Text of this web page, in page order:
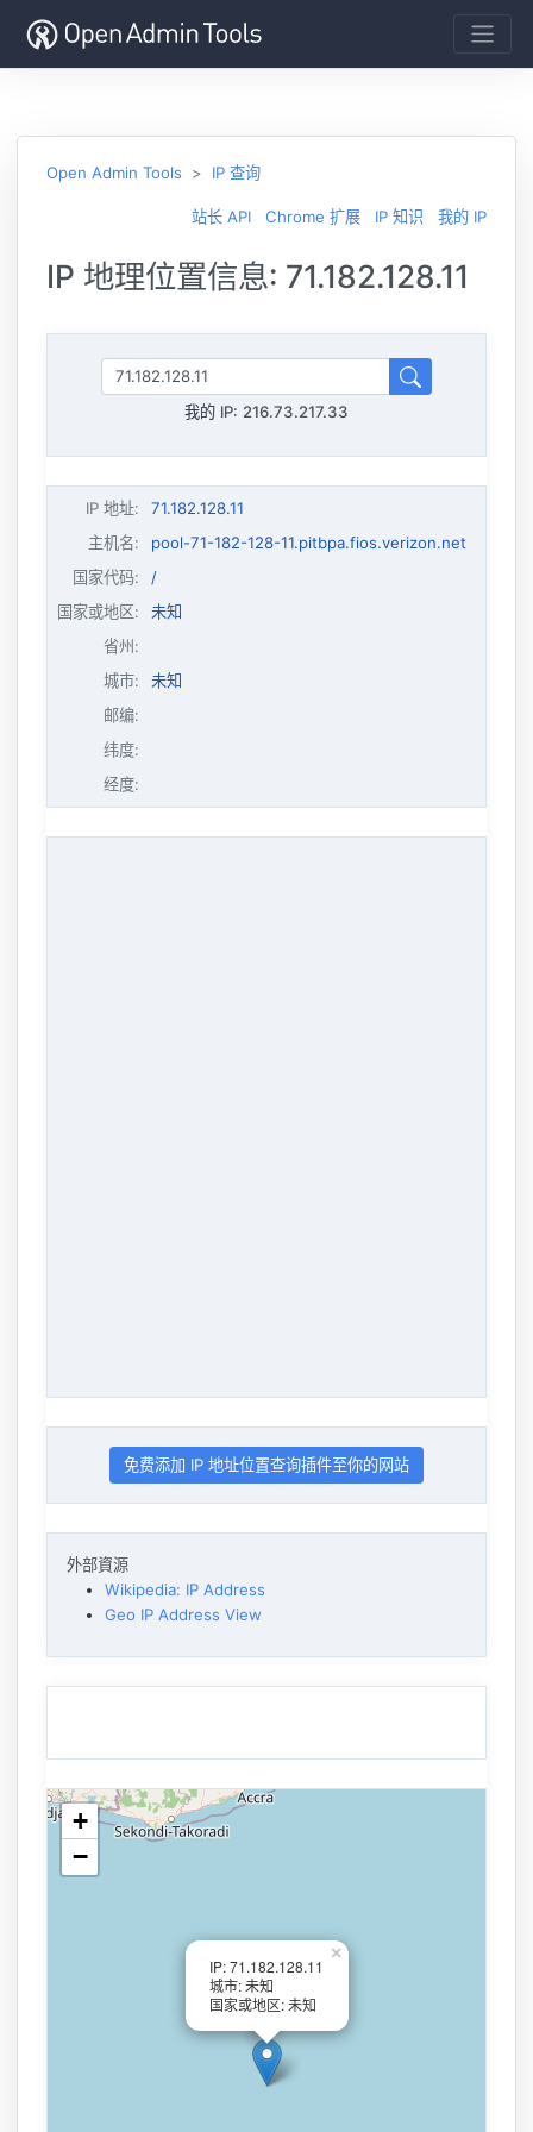
Open Admin Tools IP 查询
站长 API Chrome 扩展 IP 知识 我的 IP
IP 地理位置信息: 71.182.128.11
我的 IP: 216.73.217.33
IP 地址:
71.182.128.11
主机名:
pool-71-182-128-11.pitbpa.fios.verizon.net
国家代码:
/
国家或地区:
未知
省州:
城市:
未知
邮编:
纬度:
经度:
免费添加 IP 地址位置查询插件至你的网站
外部資源
Wikipedia: IP Address
Geo IP Address View
IP: 71.182.128.11
城市: 未知
国家或地区: 未知
×
+
−